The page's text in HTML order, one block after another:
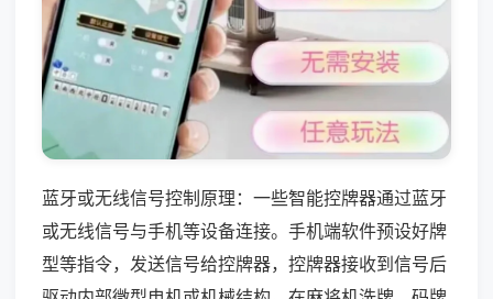
蓝牙或无线信号控制原理：一些智能控牌器通过蓝牙
或无线信号与手机等设备连接。手机端软件预设好牌
型等指令，发送信号给控牌器，控牌器接收到信号后